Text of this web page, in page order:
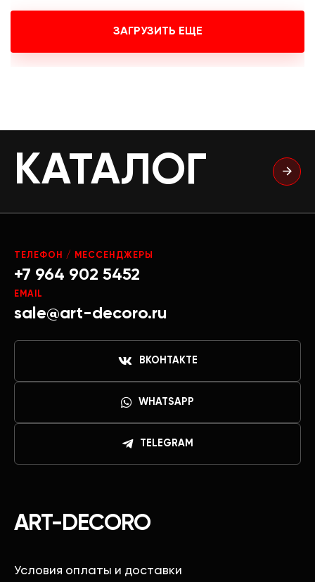
ЗАГРУЗИТЬ ЕЩЕ
КАТАЛОГ
ART-DECORO
Условия оплаты и доставки
ТЕЛЕФОН / МЕССЕНДЖЕРЫ
+7 964 902 5452
EMAIL
sale@art-decoro.ru
ВКОНТАКТЕ
WHATSAPP
TELEGRAM